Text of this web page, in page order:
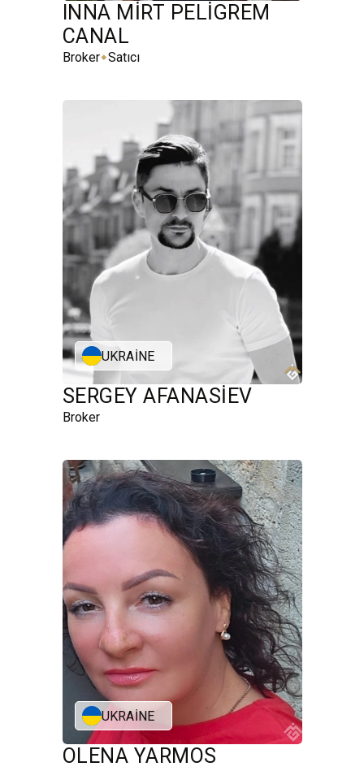
INNA MIRT PELIGREM
CANAL
Broker⬥Satıcı
UKRAINE
SERGEY AFANASIEV
Broker
UKRAINE
OLENA YARMOS